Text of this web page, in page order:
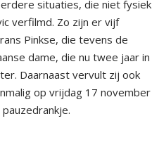
situaties, die niet fysiek
verfilmd. Zo zijn er vijf
Pinkse, die tevens de
dame, die nu twee jaar in
Daarnaast vervult zij ook
op vrijdag 17 november